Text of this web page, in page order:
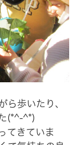
ら歩いたり、
(*^-^*)
てきていま